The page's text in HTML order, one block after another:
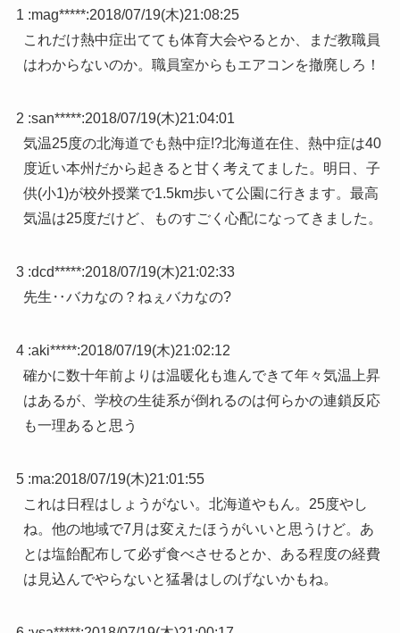
1 :mag*****:2018/07/19(木)21:08:25
これだけ熱中症出てても体育大会やるとか、まだ教職員
はわからないのか。職員室からもエアコンを撤廃しろ！
2 :san*****:2018/07/19(木)21:04:01
気温25度の北海道でも熱中症!?北海道在住、熱中症は40
度近い本州だから起きると甘く考えてました。明日、子
供(小1)が校外授業で1.5km歩いて公園に行きます。最高
気温は25度だけど、ものすごく心配になってきました。
3 :dcd*****:2018/07/19(木)21:02:33
先生‥バカなの？ねぇバカなの?
4 :aki*****:2018/07/19(木)21:02:12
確かに数十年前よりは温暖化も進んできて年々気温上昇
はあるが、学校の生徒系が倒れるのは何らかの連鎖反応
も一理あると思う
5 :ma:2018/07/19(木)21:01:55
これは日程はしょうがない。北海道やもん。25度やし
ね。他の地域で7月は変えたほうがいいと思うけど。あ
とは塩飴配布して必ず食べさせるとか、ある程度の経費
は見込んでやらないと猛暑はしのげないかもね。